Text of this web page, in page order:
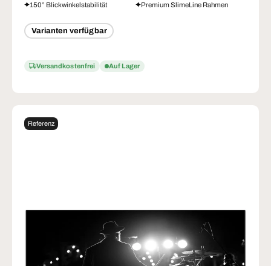
150° Blickwinkelstabilität
Premium SlimeLine Rahmen
Varianten verfügbar
Versandkostenfrei Auf Lager
Referenz